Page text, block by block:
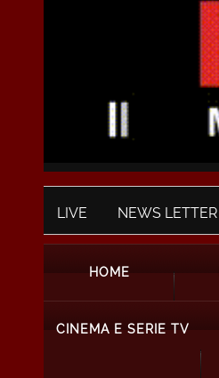
LIVE NEWS LETTER
HOME
CINEMA E SERIE TV